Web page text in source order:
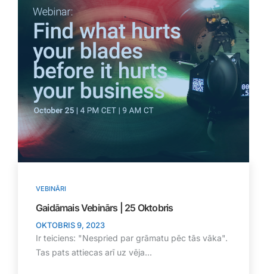
VEBINĀRI
Gaidāmais Vebinārs | 25 Oktobris
OKTOBRIS 9, 2023
Ir teiciens: "Nespried par grāmatu pēc tās vāka".
Tas pats attiecas arī uz vēja...